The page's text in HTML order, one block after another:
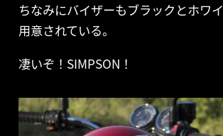
ちなみにバイザーもブラックとホワ
用意されている。
凄いぞ！SIMPSON！